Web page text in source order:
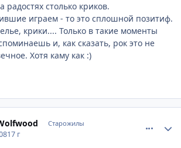
столько криков.
играем - то это сплошной позитиф.
крики.... Только в такие моменты
и, как сказать, рок это не
Хотя каму как :)
Старожилы
17 г